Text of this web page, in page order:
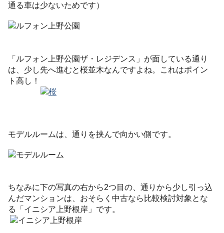
通る車は少ないためです）
「ルフォン上野公園ザ・レジデンス」が面している通り
は、少し先へ進むと桜並木なんですよね。これはポイン
ト高し！
モデルルームは、通りを挟んで向かい側です。
ちなみに下の写真の右から2つ目の、通りから少し引っ込
んだマンションは、おそらく中古なら比較検討対象とな
る「イニシア上野根岸」です。